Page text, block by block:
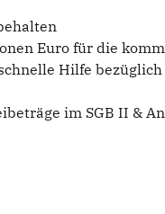
Euro für die
Hilfe
im SGB II &